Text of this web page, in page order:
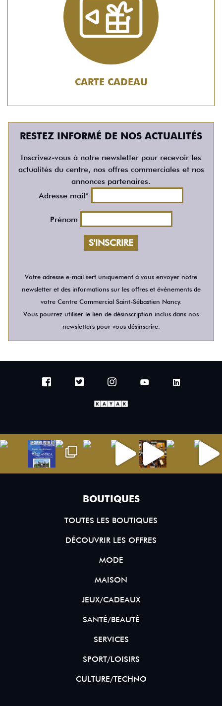
CARTE CADEAU
RESTEZ INFORMÉ DE NOS ACTUALITÉS
Inscrivez-vous à notre newsletter pour recevoir les
actualités du centre, nos offres commerciales et nos
annonces partenaires.
Adresse mail*
Prénom
Votre adresse e-mail sert uniquement à vous envoyer notre
newsletter et des informations sur les offres et événements de
votre Centre Commercial Saint-Sébastien Nancy.
Vous pourrez utiliser le lien de désinscription inclus dans nos
newsletters pour vous désinscrire.
BOUTIQUES
TOUTES LES BOUTIQUES
DÉCOUVRIR LES OFFRES
MODE
MAISON
JEUX/CADEAUX
SANTÉ/BEAUTÉ
SERVICES
SPORT/LOISIRS
CULTURE/TECHNO